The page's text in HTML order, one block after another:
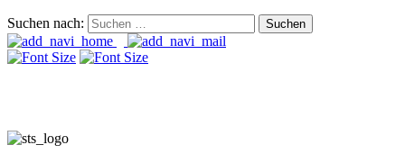
Suchen nach: